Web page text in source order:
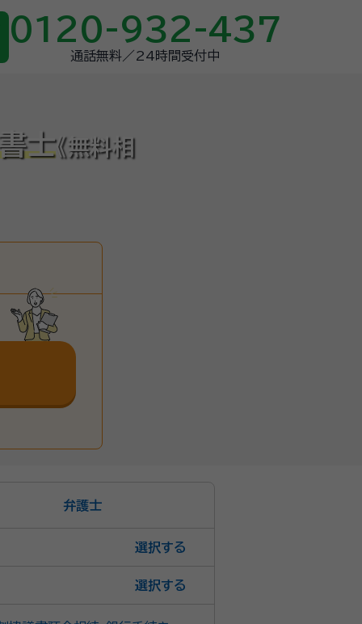
0120-932-437
通話無料／24時間受付中
士《無料相
弁護士
選択
選択